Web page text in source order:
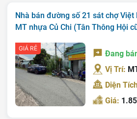
Tra Quy Hoạch
Nhà bán đường số 21 sát chợ Việt
MT nhựa Củ Chi (Tân Thông Hội
GIÁ RẺ
Đang
Vị Trí:
Diện
Giá: